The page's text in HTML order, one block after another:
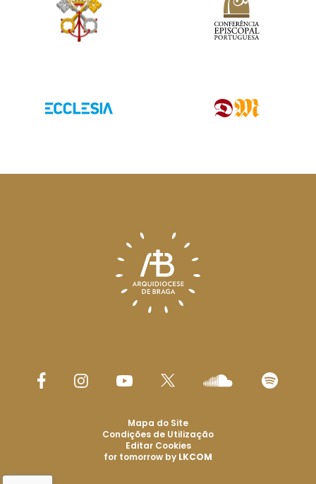
Mapa do Site
Condições de Utilização
Editar Cookies
for tomorrow by LKCOM